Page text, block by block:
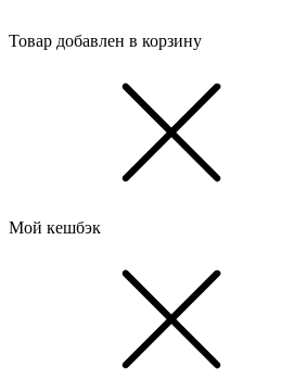
Товар добавлен в корзину
Мой кешбэк